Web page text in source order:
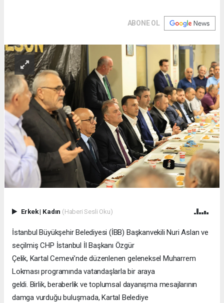
ABONE OL
Erkek| Kadın (Haberi Sesli Oku)
İstanbul Büyükşehir Belediyesi (İBB) Başkanvekili Nuri Aslan ve
seçilmiş CHP İstanbul İl Başkanı Özgür
Çelik, Kartal Cemevi’nde düzenlenen geleneksel Muharrem
Lokması programında vatandaşlarla bir araya
geldi. Birlik, beraberlik ve toplumsal dayanışma mesajlarının
damga vurduğu buluşmada, Kartal Belediye